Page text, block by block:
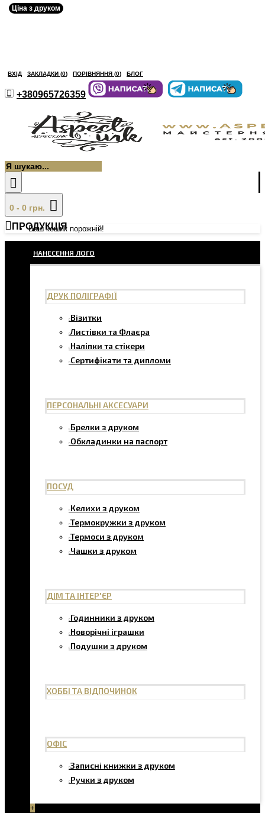
ВХІД ЗАКЛАДКИ (0) ПОРІВНЯННЯ (0) БЛОГ
+380965726359
0 - 0 грн.
Ваш кошик порожній!
ПРОДУКЦІЯ
НАНЕСЕННЯ ЛОГО
ДРУК ПОЛІГРАФІЇ
Візитки
Листівки та Флаєра
Наліпки та стікери
Сертифікати та дипломи
ПЕРСОНАЛЬНІ АКСЕСУАРИ
Брелки з друком
Обкладинки на паспорт
ПОСУД
Келихи з друком
Термокружки з друком
Термоси з друком
Чашки з друком
ДІМ ТА ІНТЕР'ЄР
Годинники з друком
Новорічні іграшки
Подушки з друком
ХОББІ ТА ВІДПОЧИНОК
ОФІС
Записні книжки з друком
Ручки з друком
+
Ціна з друком